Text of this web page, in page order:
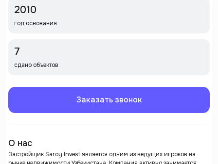
2010
год основания
7
сдано объектов
Заказать звонок
О нас
Застройщик Saroy Invest является одним из ведущих игроков на